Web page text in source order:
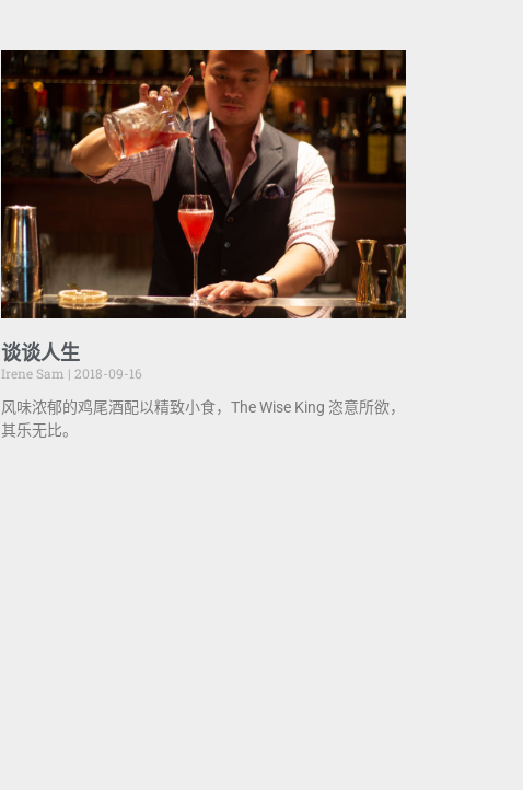
谈谈人生
Irene Sam
2018-09-16
风味浓郁的鸡尾酒配以精致小食，The Wise King 恣意所欲，
其乐无比。